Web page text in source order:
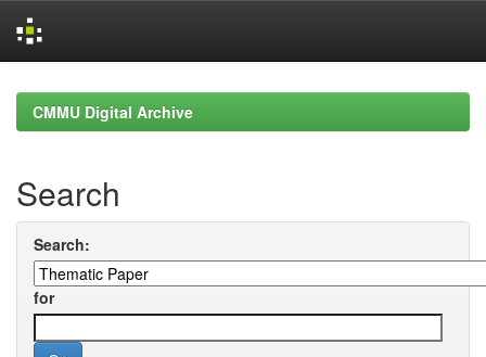
navigationCMMU Digital Archive
Search
Search:
for